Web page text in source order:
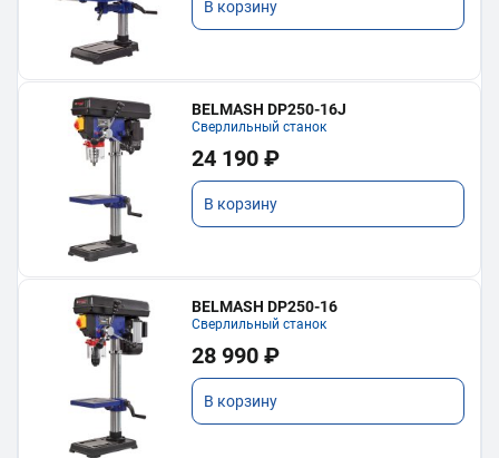
В корзину
BELMASH DP250-16J
Сверлильный станок
24 190 ₽
В корзину
BELMASH DP250-16
Сверлильный станок
28 990 ₽
В корзину